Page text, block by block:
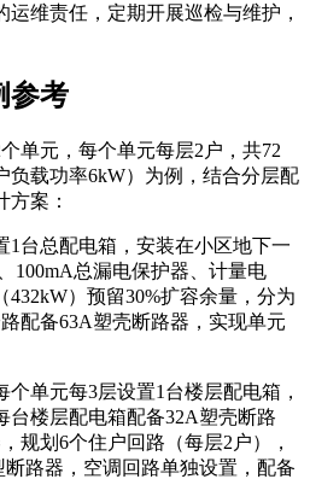
维责任，定期开展巡检与维护，
参考
单元，每个单元每层2户，共72
负载功率6kW）为例，结合分层配
方案：
1台总配电箱，安装在小区地下一
100mA总漏电保护器、计量电
）预留30%扩容余量，分为
配备63A塑壳断路器，实现单元
个单元每3层设置1台楼层配电箱，
台楼层配电箱配备32A塑壳断路
规划6个住户回路（每层2户），
路器，空调回路单独设置，配备